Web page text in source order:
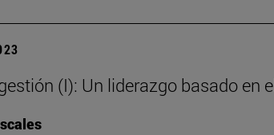
(I): Un liderazgo basado en